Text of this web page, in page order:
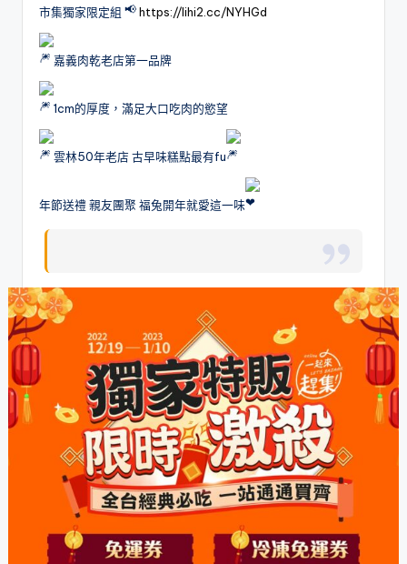
市集獨家限定組 https://lihi2.cc/NYHGd
嘉義肉乾老店第一品牌
1cm的厚度，滿足大口吃肉的慾望
雲林50年老店 古早味糕點最有fu
年節送禮 親友團聚 福兔開年就愛這一味